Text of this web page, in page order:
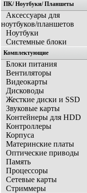
Главная
ПК/ Ноутбуки/ Планшеты
Аксессуары для
ноутбуков/планшетов
Ноутбуки
Системные блоки
Комплектующие
Блоки питания
Вентиляторы
Видеокарты
Дисководы
Жесткие диски и SSD
Звуковые карты
Контейнеры для HDD
Контроллеры
Корпуса
Материнские платы
Оптические приводы
Память
Процессоры
Сетевые карты
Стриммеры